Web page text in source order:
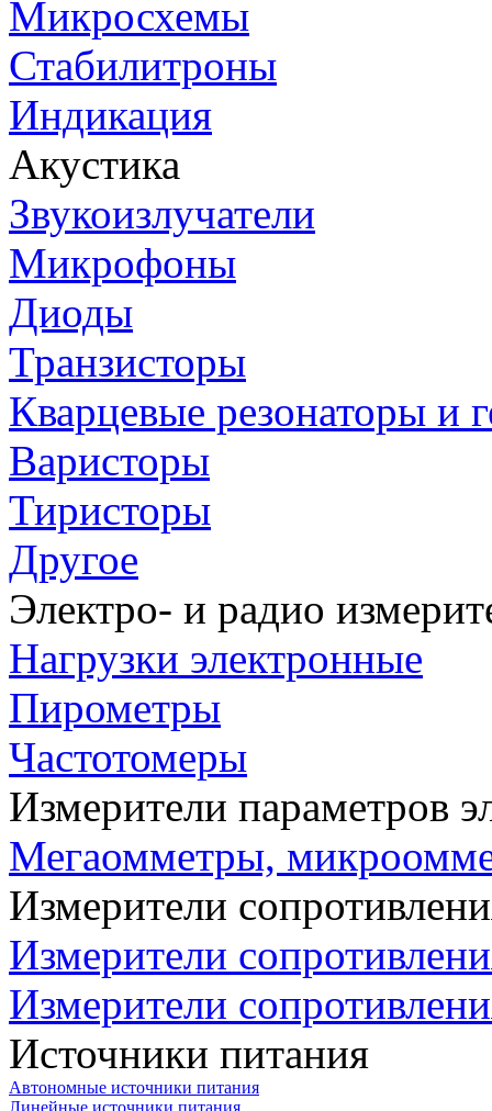
Микросхемы
Стабилитроны
Индикация
Акустика
Звукоизлучатели
Микрофоны
Диоды
Транзисторы
Кварцевые резонаторы и
Варисторы
Тиристоры
Другое
Электро- и радио
Нагрузки электронные
Пирометры
Частотомеры
Измерители параметров
Мегаомметры,
Измерители
Измерители
Измерители
Источники питания
Автономные источники питания